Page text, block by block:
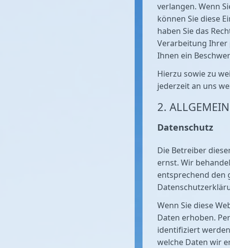
verlangen. Wenn
können Sie diese
haben Sie das
Verarbeitung Ihrer
Ihnen ein
Hierzu sowie zu
jederzeit an uns
2.
Datenschutz
Die Betreiber
ernst. Wir
entsprechend den
Wenn Sie diese
Daten erhoben.
identifiziert
welche Daten wir